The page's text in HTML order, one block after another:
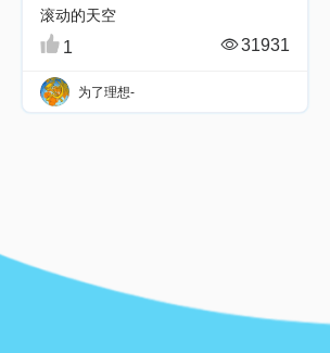
滚动的天空
1 31931
为了理想-